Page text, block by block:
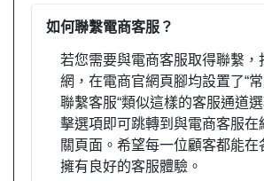
如何聯繫電商客服？
若您需要與電商客服取得聯繫，
網，在電商官網頁腳均設置了“常
聯繫客服“類似這樣的客服通道
擊選項即可跳轉到與電商客服在
關頁面。希望每一位顧客都能在
擁有良好的客服體驗。